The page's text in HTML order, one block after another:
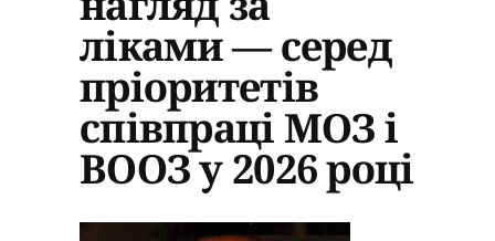
ліками — серед
пріоритетів
співпраці МОЗ і
ВООЗ у 2026 році